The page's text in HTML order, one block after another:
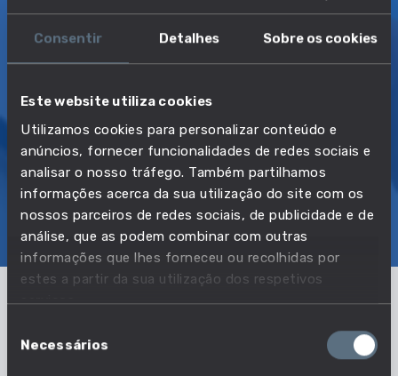
Consentir Detalhes Sobre os cookies
Este website utiliza cookies
Utilizamos cookies para personalizar conteúdo e
anúncios, fornecer funcionalidades de redes sociais e
analisar o nosso tráfego. Também partilhamos
informações acerca da sua utilização do site com os
nossos parceiros de redes sociais, de publicidade e de
análise, que as podem combinar com outras
informações que lhes forneceu ou recolhidas por
estes a partir da sua utilização dos respetivos
serviços.
deNecessários
Ensino básico
21 aptidões
7 áreas de
conhecimento
Criador de cães
SOBREEMPREGO E SALÁRIO
EDUCAÇÃO E COMPETÊNCIASTRANSIÇÕES
profissão?